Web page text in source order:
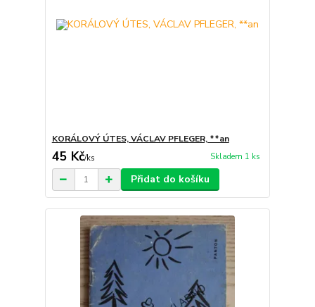
KORÁLOVÝ ÚTES, VÁCLAV PFLEGER, **an
45 Kč/ks Skladem 1 ks
Přidat do košíku